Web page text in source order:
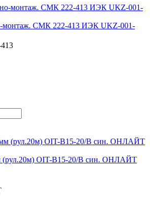
монтаж. СМК 222-413 ИЭК UKZ-001-
OIT-B15-20/B син. ОНЛАЙТ